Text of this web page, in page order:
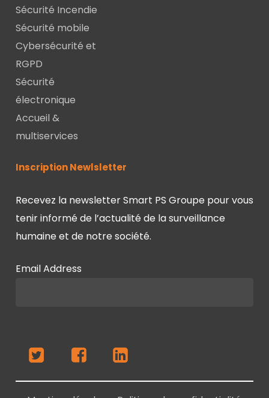
Sécurité Incendie
Sécurité mobile
Cybersécurité et
RGPD
Sécurité
électronique
Accueil &
multiservices
Inscription Newlsletter
Recevez la newsletter Smart PS Groupe pour vous
tenir informé de l’actualité de la surveillance
humaine et de notre société.
Email Address